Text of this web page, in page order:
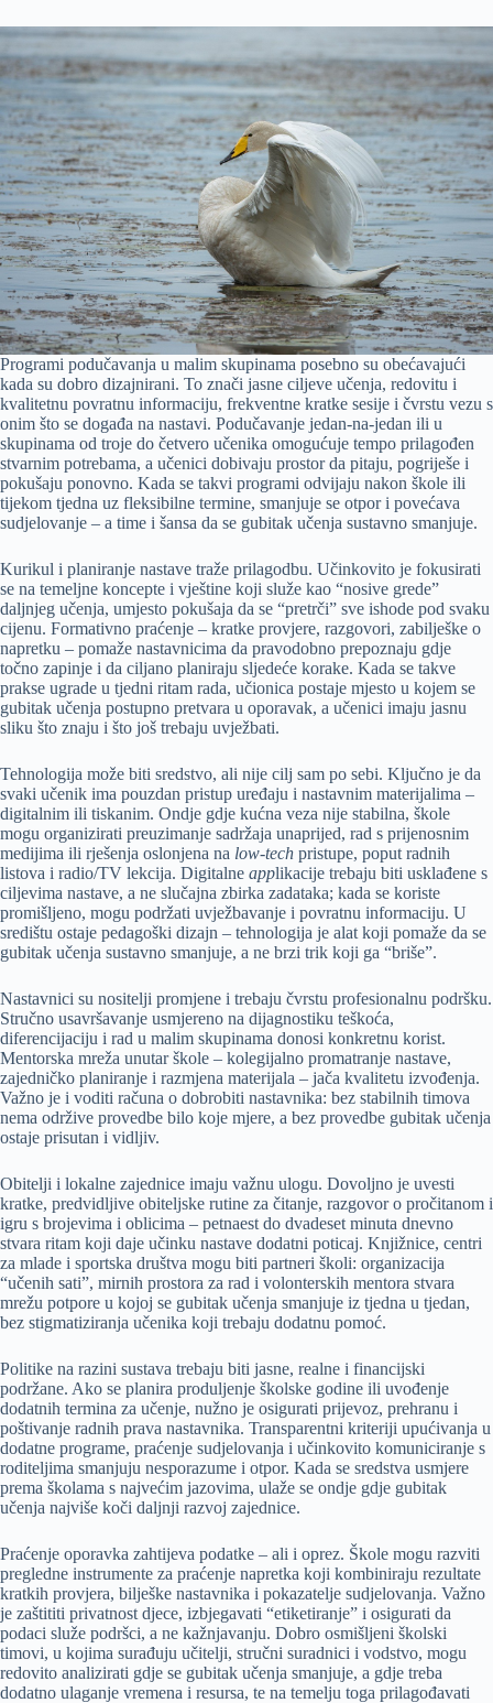
Programi podučavanja u malim skupinama posebno su obećavajući
kada su dobro dizajnirani. To znači jasne ciljeve učenja, redovitu i
kvalitetnu povratnu informaciju, frekventne kratke sesije i čvrstu vezu s
onim što se događa na nastavi. Podučavanje jedan-na-jedan ili u
skupinama od troje do četvero učenika omogućuje tempo prilagođen
stvarnim potrebama, a učenici dobivaju prostor da pitaju, pogriješe i
pokušaju ponovno. Kada se takvi programi odvijaju nakon škole ili
tijekom tjedna uz fleksibilne termine, smanjuje se otpor i povećava
sudjelovanje – a time i šansa da se gubitak učenja sustavno smanjuje.
Kurikul i planiranje nastave traže prilagodbu. Učinkovito je fokusirati
se na temeljne koncepte i vještine koji služe kao “nosive grede”
daljnjeg učenja, umjesto pokušaja da se “pretrči” sve ishode pod svaku
cijenu. Formativno praćenje – kratke provjere, razgovori, zabilješke o
napretku – pomaže nastavnicima da pravodobno prepoznaju gdje
točno zapinje i da ciljano planiraju sljedeće korake. Kada se takve
prakse ugrade u tjedni ritam rada, učionica postaje mjesto u kojem se
gubitak učenja postupno pretvara u oporavak, a učenici imaju jasnu
sliku što znaju i što još trebaju uvježbati.
Tehnologija može biti sredstvo, ali nije cilj sam po sebi. Ključno je da
svaki učenik ima pouzdan pristup uređaju i nastavnim materijalima –
digitalnim ili tiskanim. Ondje gdje kućna veza nije stabilna, škole
mogu organizirati preuzimanje sadržaja unaprijed, rad s prijenosnim
medijima ili rješenja oslonjena na low-tech pristupe, poput radnih
listova i radio/TV lekcija. Digitalne applikacije trebaju biti usklađene s
ciljevima nastave, a ne slučajna zbirka zadataka; kada se koriste
promišljeno, mogu podržati uvježbavanje i povratnu informaciju. U
središtu ostaje pedagoški dizajn – tehnologija je alat koji pomaže da se
gubitak učenja sustavno smanjuje, a ne brzi trik koji ga “briše”.
Nastavnici su nositelji promjene i trebaju čvrstu profesionalnu podršku.
Stručno usavršavanje usmjereno na dijagnostiku teškoća,
diferencijaciju i rad u malim skupinama donosi konkretnu korist.
Mentorska mreža unutar škole – kolegijalno promatranje nastave,
zajedničko planiranje i razmjena materijala – jača kvalitetu izvođenja.
Važno je i voditi računa o dobrobiti nastavnika: bez stabilnih timova
nema održive provedbe bilo koje mjere, a bez provedbe gubitak učenja
ostaje prisutan i vidljiv.
Obitelji i lokalne zajednice imaju važnu ulogu. Dovoljno je uvesti
kratke, predvidljive obiteljske rutine za čitanje, razgovor o pročitanom i
igru s brojevima i oblicima – petnaest do dvadeset minuta dnevno
stvara ritam koji daje učinku nastave dodatni poticaj. Knjižnice, centri
za mlade i sportska društva mogu biti partneri školi: organizacija
“učenih sati”, mirnih prostora za rad i volonterskih mentora stvara
mrežu potpore u kojoj se gubitak učenja smanjuje iz tjedna u tjedan,
bez stigmatiziranja učenika koji trebaju dodatnu pomoć.
Politike na razini sustava trebaju biti jasne, realne i financijski
podržane. Ako se planira produljenje školske godine ili uvođenje
dodatnih termina za učenje, nužno je osigurati prijevoz, prehranu i
poštivanje radnih prava nastavnika. Transparentni kriteriji upućivanja u
dodatne programe, praćenje sudjelovanja i učinkovito komuniciranje s
roditeljima smanjuju nesporazume i otpor. Kada se sredstva usmjere
prema školama s najvećim jazovima, ulaže se ondje gdje gubitak
učenja najviše koči daljnji razvoj zajednice.
Praćenje oporavka zahtijeva podatke – ali i oprez. Škole mogu razviti
pregledne instrumente za praćenje napretka koji kombiniraju rezultate
kratkih provjera, bilješke nastavnika i pokazatelje sudjelovanja. Važno
je zaštititi privatnost djece, izbjegavati “etiketiranje” i osigurati da
podaci služe podršci, a ne kažnjavanju. Dobro osmišljeni školski
timovi, u kojima surađuju učitelji, stručni suradnici i vodstvo, mogu
redovito analizirati gdje se gubitak učenja smanjuje, a gdje treba
dodatno ulaganje vremena i resursa, te na temelju toga prilagođavati